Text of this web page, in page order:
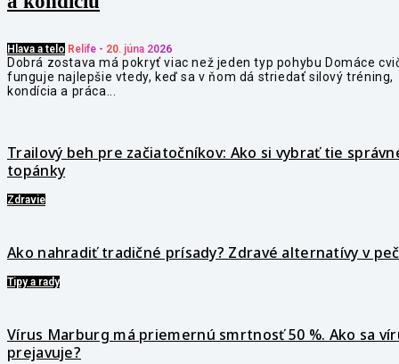
Hlava a telo Relife - 20. júna 2026
Dobrá zostava má pokryť viac než jeden typ pohybu Domáce
funguje najlepšie vtedy, keď sa v ňom dá striedať silový tréning,
kondícia a práca...
Trailový beh pre začiatočníkov: Ako si vybrať tie
topánky
Zdravie
Ako nahradiť tradičné prísady? Zdravé alternatívy v
Tipy a rady
Vírus Marburg má priemernú smrtnosť 50 %. Ako sa
prejavuje?